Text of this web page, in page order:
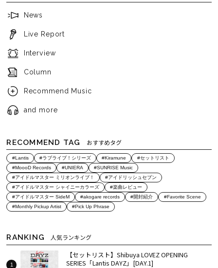
News
Live Report
Interview
Column
Recommend Music
and more
RECOMMEND TAG おすすめタグ
#Lantis #ラブライブ！シリーズ #Kiramune
#セットリスト
#MoooD Records
#UNIERA
#SUNRISE Music
#アイドルマスター ミリオンライブ！
#アイドリッシュセブン
#アイドルマスター シャイニーカラーズ
#楽曲レビュー
#アイドルマスター SideM
#akogare records #開封紹介
#Favorite Scene
#Monthly Pickup Artist
#Pick Up Phrase
RANKING 人気ランキング
【セットリスト】Shibuya LOVEZ OPENING
SERIES「Lantis DAYZ」[DAY.1]